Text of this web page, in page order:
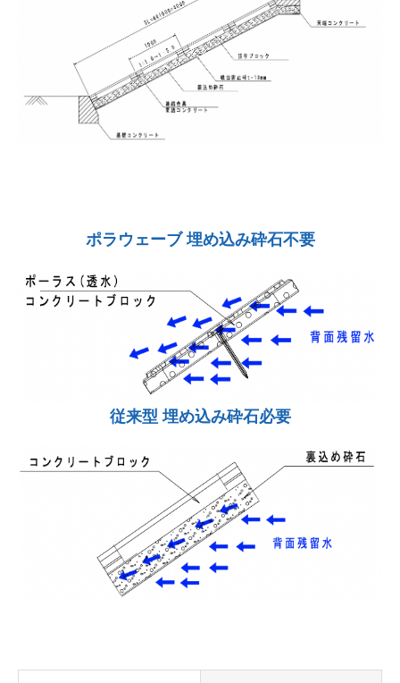
ポラウェーブ 埋め込み砕石不要
従来型 埋め込み砕石必要